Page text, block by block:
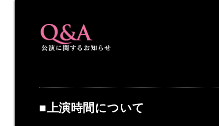
■上演時間について